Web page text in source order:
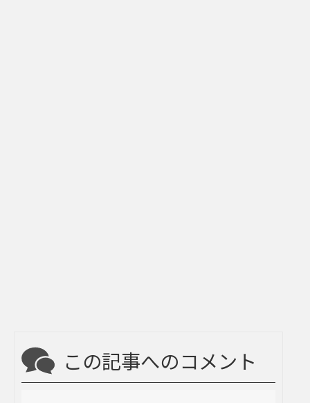
この記事へのコメント